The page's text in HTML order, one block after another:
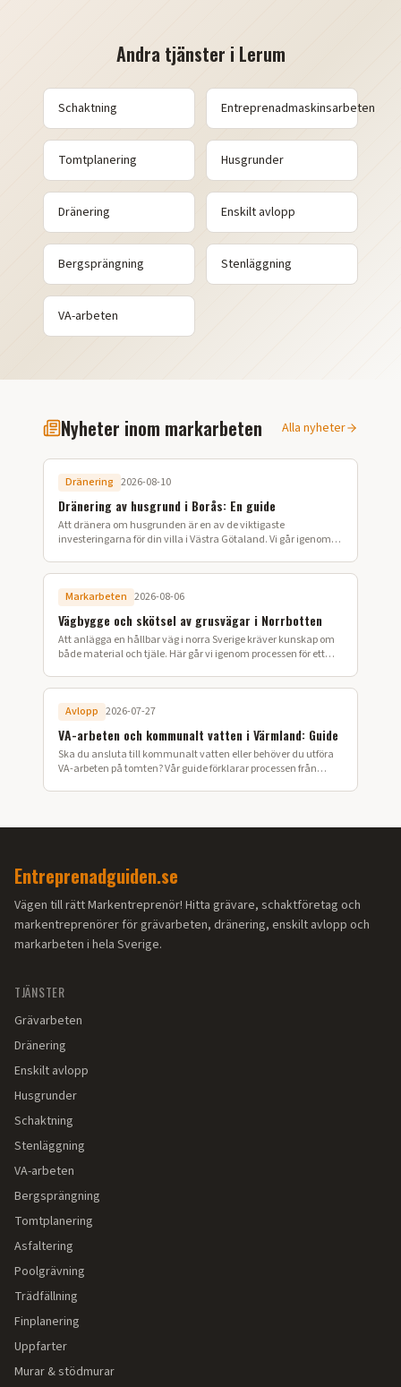
Andra tjänster i Lerum
Schaktning Entreprenadmaskinsarbeten
Tomtplanering Husgrunder
Dränering Enskilt avlopp
Bergsprängning Stenläggning
VA-arbeten
Nyheter inom markarbeten Alla nyheter
Dränering 2026-08-10
Dränering av husgrund i Borås: En guide
Att dränera om husgrunden är en av de viktigaste
investeringarna för din villa i Västra Götaland. Vi går igenom
Markarbeten 2026-08-06
Vägbygge och skötsel av grusvägar i Norrbotten
Att anlägga en hållbar väg i norra Sverige kräver kunskap om
både material och tjäle. Här går vi igenom processen för ett
Avlopp 2026-07-27
VA-arbeten och kommunalt vatten i Värmland: Guide
Ska du ansluta till kommunalt vatten eller behöver du utföra
VA-arbeten på tomten? Vår guide förklarar processen från
Entreprenadguiden.se
Vägen till rätt Markentreprenör! Hitta grävare, schaktföretag och
markentreprenörer för grävarbeten, dränering, enskilt avlopp och
markarbeten i hela Sverige.
TJÄNSTER
Grävarbeten
Dränering
Enskilt avlopp
Husgrunder
Schaktning
Stenläggning
VA-arbeten
Bergsprängning
Tomtplanering
Asfaltering
Poolgrävning
Trädfällning
Finplanering
Uppfarter
Murar & stödmurar